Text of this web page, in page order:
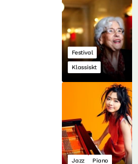
Festival
Klassiskt
Jazz Piano